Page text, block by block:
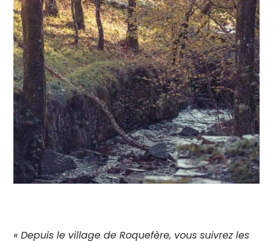
« Depuis le village de Roquefère, vous suivrez les